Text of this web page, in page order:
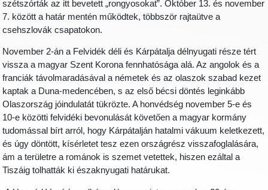
szétszórták az itt bevetett „rongyosokat”. Október 13. és november
7. között a határ mentén működtek, többször rajtaütve a
csehszlovák csapatokon.
November 2-án a Felvidék déli és Kárpátalja délnyugati része tért
vissza a magyar Szent Korona fennhatósága alá. Az angolok és a
franciák távolmaradásával a németek és az olaszok szabad kezet
kaptak a Duna-medencében, s az első bécsi döntés leginkább
Olaszország jóindulatát tükrözte. A honvédség november 5-e és
10-e közötti felvidéki bevonulását követően a magyar kormány
tudomással bírt arról, hogy Kárpátalján hatalmi vákuum keletkezett,
és úgy döntött, kísérletet tesz ezen országrész visszafoglalására,
ám a területre a románok is szemet vetettek, hiszen ezáltal a
Tiszáig tolhatták ki északnyugati határukat.